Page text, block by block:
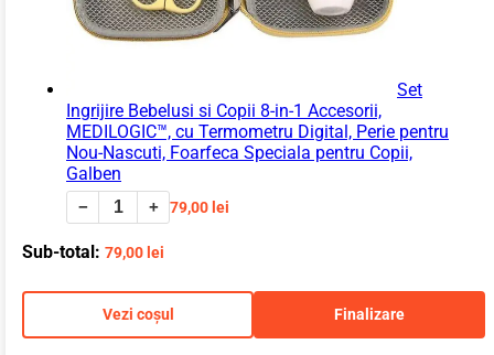
dentară copii
și accesorii
Cădițe bebe și
Set
Ingrijire Bebelusi si Copii 8-in-1 Accesorii,
MEDILOGIC™, cu Termometru Digital, Perie pentru
Nou-Nascuti, Foarfeca Speciala pentru Copii,
Galben
− + 79,00 lei
Sub-total: 79,00 lei
Vezi coșul Finalizare